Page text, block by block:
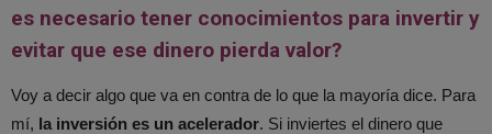
es necesario tener conocimientos para invertir y
evitar que ese dinero pierda valor?
Voy a decir algo que va en contra de lo que la mayoría dice. Para
mí, la inversión es un acelerador. Si inviertes el dinero que